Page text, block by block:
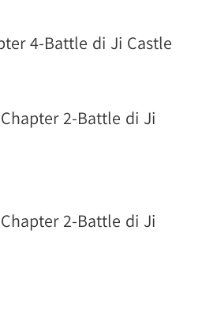
4-Battle di Ji Castle
2-Battle di Ji
2-Battle di Ji